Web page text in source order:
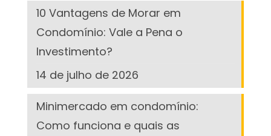
10 Vantagens de Morar em
Condomínio: Vale a Pena o
Investimento?
14 de julho de 2026
Minimercado em condomínio:
Como funciona e quais as